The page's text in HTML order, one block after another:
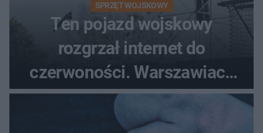
SPRZĘT WOJSKOWY
Ten pojazd wojskowy
rozgrzał internet do
czerwoności. Warszawiacy
pytali, czy to Mad Max!